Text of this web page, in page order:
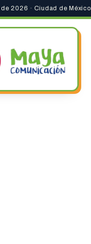
2026 · Ciudad de México